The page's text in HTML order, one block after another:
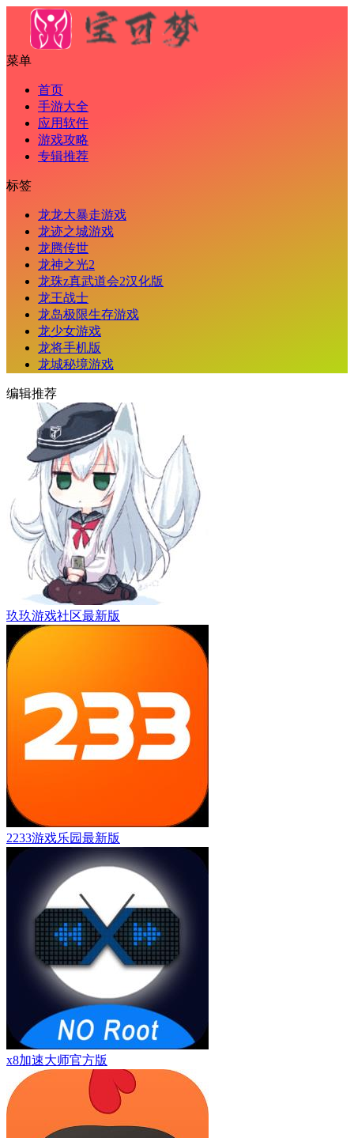
菜单
首页
手游大全
应用软件
游戏攻略
专辑推荐
标签
龙龙大暴走游戏
龙迹之城游戏
龙腾传世
龙神之光2
龙珠z真武道会2汉化版
龙王战士
龙岛极限生存游戏
龙少女游戏
龙将手机版
龙城秘境游戏
编辑推荐
玖玖游戏社区最新版
2233游戏乐园最新版
x8加速大师官方版